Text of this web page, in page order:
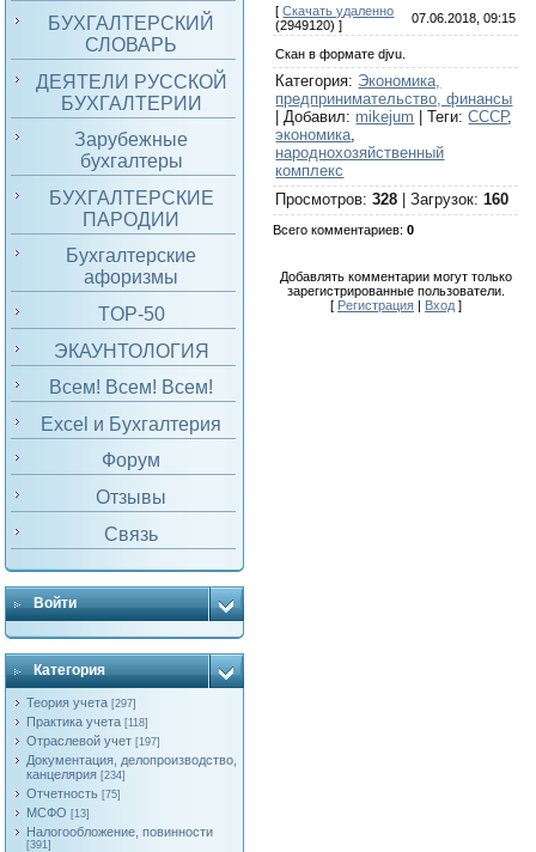
БУХГАЛТЕРСКИЙ
СЛОВАРЬ
ДЕЯТЕЛИ РУССКОЙ
БУХГАЛТЕРИИ
Зарубежные
бухгалтеры
БУХГАЛТЕРСКИЕ
ПАРОДИИ
Бухгалтерские
афоризмы
TOP-50
ЭКАУНТОЛОГИЯ
Всем! Всем! Всем!
Excel и Бухгалтерия
Форум
Отзывы
Связь
Войти
Категория
Теория учета [297]
Практика учета [118]
Отраслевой учет [197]
Документация, делопроизводство,
канцелярия [234]
Отчетность [75]
МСФО [13]
Налогообложение, повинности
[391]
[Скачать удаленно
(2949120) ]
07.06.2018, 09:15
Скан в формате djvu.
Категория: Экономика,
предпринимательство, финансы
|Добавил: mikejum |Теги:СССР,
экономика,
народнохозяйственный
комплекс
Просмотров:328 |Загрузок:160
Всего комментариев:0
Добавлять комментарии могут только
зарегистрированные пользователи.
[ Регистрация| Вход]